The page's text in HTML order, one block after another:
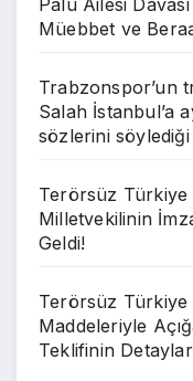
Müebbet ve
Trabzonspor’un
Salah İstanbul’a
sözlerini
Terörsüz Türkiye
Milletvekilinin
Geldi!
Terörsüz Türkiye
Maddeleriyle
Teklifinin